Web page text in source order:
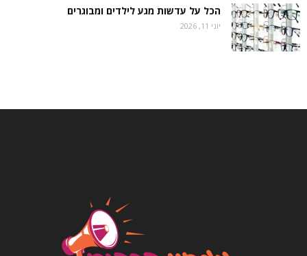
הכל על עדשות מגע לילדים ומבוגרים
יוני 11, 2026